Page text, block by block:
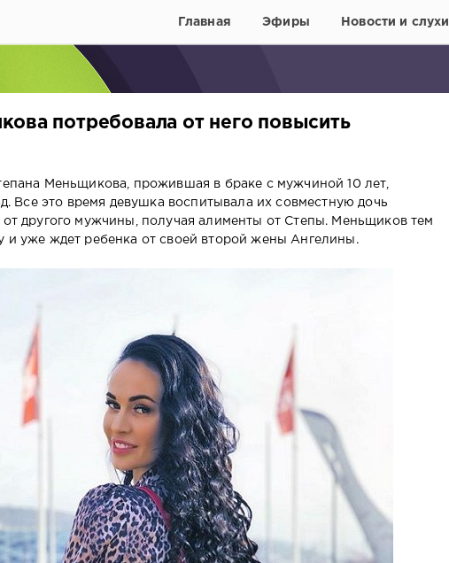
Главная Эфиры Новости и слухи
потребовала от него повысить
Меньщикова, прожившая в браке с мужчиной 10 лет,
Все это время девушка воспитывала их совместную дочь
от другого мужчины, получая алименты от Степы. Меньщиков тем
и уже ждет ребенка от своей второй жены Ангелины.